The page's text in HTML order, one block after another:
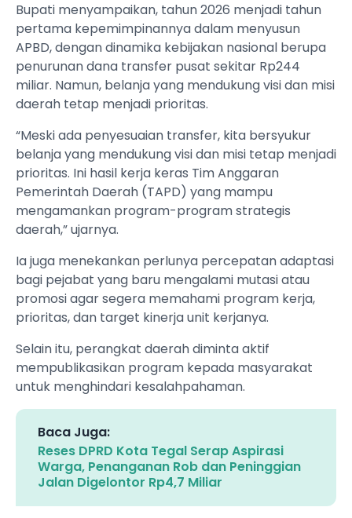
Bupati menyampaikan, tahun 2026 menjadi tahun
pertama kepemimpinannya dalam menyusun
APBD, dengan dinamika kebijakan nasional berupa
penurunan dana transfer pusat sekitar Rp244
miliar. Namun, belanja yang mendukung visi dan misi
daerah tetap menjadi prioritas.
“Meski ada penyesuaian transfer, kita bersyukur
belanja yang mendukung visi dan misi tetap menjadi
prioritas. Ini hasil kerja keras Tim Anggaran
Pemerintah Daerah (TAPD) yang mampu
mengamankan program-program strategis
daerah,” ujarnya.
Ia juga menekankan perlunya percepatan adaptasi
bagi pejabat yang baru mengalami mutasi atau
promosi agar segera memahami program kerja,
prioritas, dan target kinerja unit kerjanya.
Selain itu, perangkat daerah diminta aktif
mempublikasikan program kepada masyarakat
untuk menghindari kesalahpahaman.
Baca Juga:
Reses DPRD Kota Tegal Serap Aspirasi
Warga, Penanganan Rob dan Peninggian
Jalan Digelontor Rp4,7 Miliar